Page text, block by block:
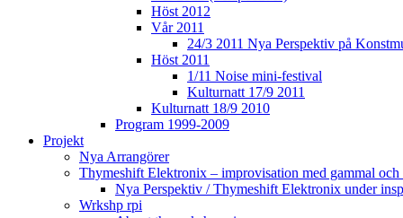
Höst 2012
Vår 2011
24/3 2011 Nya Perspektiv på
Höst 2011
1/11 Noise mini-festival
Kulturnatt 17/9 2011
Kulturnatt 18/9 2010
Program 1999-2009
Projekt
Nya Arrangörer
Thymeshift Elektronix – improvisation med gammal
Nya Perspektiv / Thymeshift Elektronix under
Wrkshp rpi